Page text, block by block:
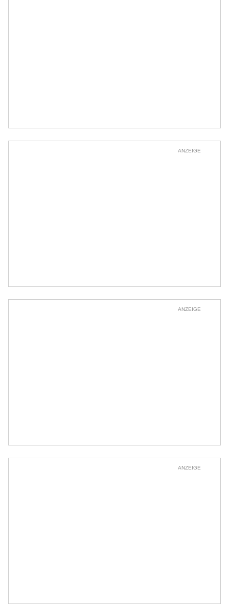
ANZEIGE
ANZEIGE
ANZEIGE